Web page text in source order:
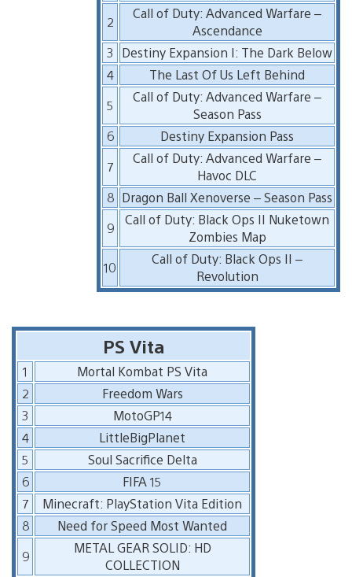
2
Call of Duty: Advanced Warfare –
Ascendance
3
Destiny Expansion I: The Dark Below
4
The Last Of Us Left Behind
5
Call of Duty: Advanced Warfare –
Season Pass
6
Destiny Expansion Pass
7
Call of Duty: Advanced Warfare –
Havoc DLC
8 Dragon Ball Xenoverse – Season Pass
9
Call of Duty: Black Ops II Nuketown
Zombies Map
10
Call of Duty: Black Ops II –
Revolution
PS Vita
1
Mortal Kombat PS Vita
2
Freedom Wars
3
MotoGP14
4
LittleBigPlanet
5
Soul Sacrifice Delta
6
FIFA 15
7
Minecraft: PlayStation Vita Edition
8
Need for Speed Most Wanted
9
METAL GEAR SOLID: HD
COLLECTION